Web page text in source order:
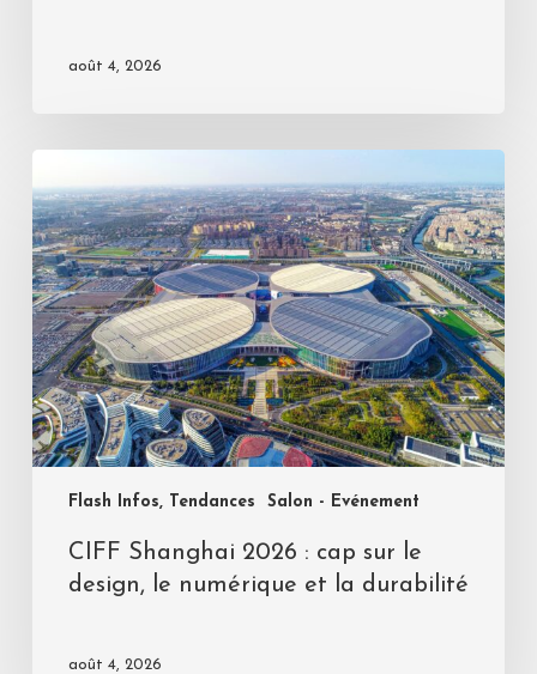
août 4, 2026
Flash Infos, Tendances Salon - Evénement
CIFF Shanghai 2026 : cap sur le
design, le numérique et la durabilité
août 4, 2026